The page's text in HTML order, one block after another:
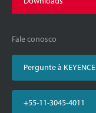
Fale conosco
Pergunte à KEYENCE
+55-11-3045-4011